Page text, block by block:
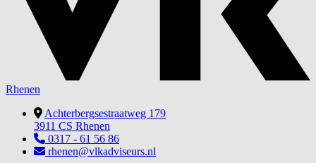
Rhenen
Achterbergsestraatweg 179
3911 CS Rhenen
0317 - 61 56 86
rhenen@vlkadviseurs.nl